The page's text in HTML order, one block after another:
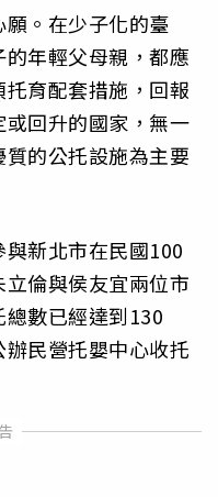
。在少子化的臺
年輕父母親，都應
育配套措施，回報
回升的國家，無一
的公托設施為主要
新北市在民國100
倫與侯友宜兩位市
數已經達到130
民營托嬰中心收托